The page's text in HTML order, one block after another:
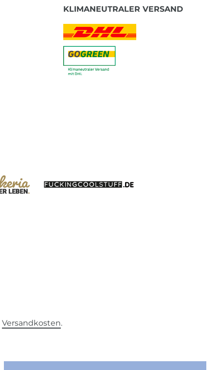
KLIMANEUTRALER VERSAND
Versandkosten.